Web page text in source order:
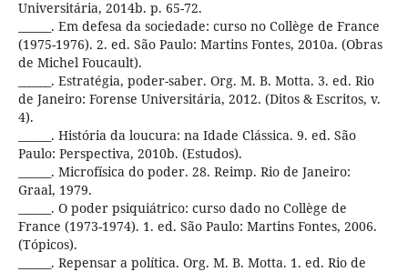
Universitária, 2014b. p. 65-72.
______. Em defesa da sociedade: curso no Collège de France
(1975-1976). 2. ed. São Paulo: Martins Fontes, 2010a. (Obras
de Michel Foucault).
______. Estratégia, poder-saber. Org. M. B. Motta. 3. ed. Rio
de Janeiro: Forense Universitária, 2012. (Ditos & Escritos, v.
4).
______. História da loucura: na Idade Clássica. 9. ed. São
Paulo: Perspectiva, 2010b. (Estudos).
______. Microfísica do poder. 28. Reimp. Rio de Janeiro:
Graal, 1979.
______. O poder psiquiátrico: curso dado no Collège de
France (1973-1974). 1. ed. São Paulo: Martins Fontes, 2006.
(Tópicos).
______. Repensar a política. Org. M. B. Motta. 1. ed. Rio de